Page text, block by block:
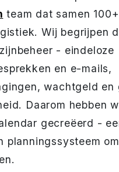
team dat samen
Wij begrijpen
- eindeloze
en e-mails,
wachtgeld en
Daarom hebben
gecreëerd -
planningssysteem